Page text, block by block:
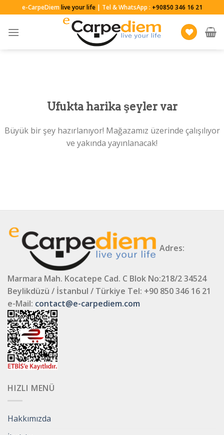
to
content
e-CarpeDiemlive your life| Tel & WhatsApp : +90850 346 16 21
Ufukta harika şeyler var
Büyük bir şey hazırlanıyor! Mağazamız üzerinde çalışılıyor
ve yakında yayınlanacak!
Adres:
Marmara Mah. Kocatepe Cad. C Blok No:218/2 34524
Beylikdüzü / İstanbul / Türkiye Tel: +90 850 346 16 21
e-Mail: contact@e-carpediem.com
HIZLI MENÜ
Hakkımızda